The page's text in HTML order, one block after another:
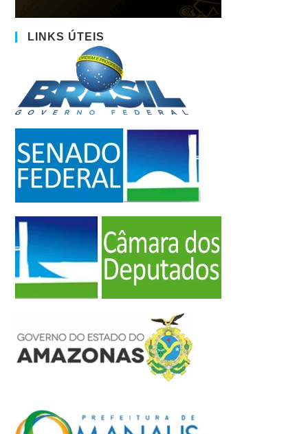
LINKS ÚTEIS